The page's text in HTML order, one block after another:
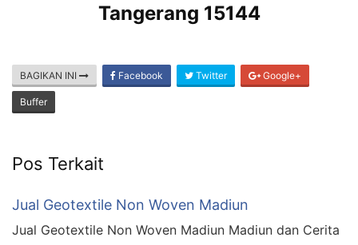
Tangerang 15144
BAGIKAN INI Facebook Twitter Google+
Buffer
Pos Terkait
Jual Geotextile Non Woven Madiun
Jual Geotextile Non Woven Madiun Madiun dan Cerita